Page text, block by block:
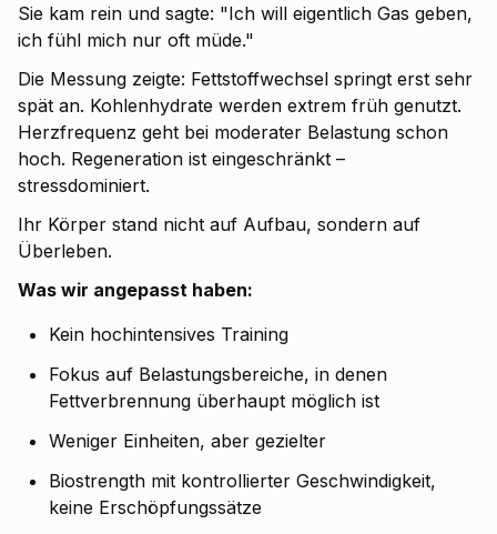
Sie kam rein und sagte: "Ich will eigentlich Gas geben,
ich fühl mich nur oft müde."
Die Messung zeigte: Fettstoffwechsel springt erst sehr
spät an. Kohlenhydrate werden extrem früh genutzt.
Herzfrequenz geht bei moderater Belastung schon
hoch. Regeneration ist eingeschränkt –
stressdominiert.
Ihr Körper stand nicht auf Aufbau, sondern auf
Überleben.
Was wir angepasst haben:
Kein hochintensives Training
Fokus auf Belastungsbereiche, in denen
Fettverbrennung überhaupt möglich ist
Weniger Einheiten, aber gezielter
Biostrength mit kontrollierter Geschwindigkeit,
keine Erschöpfungssätze